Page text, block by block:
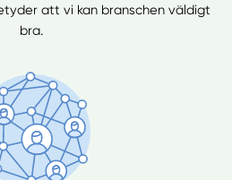
att vi kan branschen väldigt
bra.